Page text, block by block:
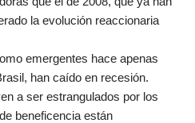
la evolución reaccionaria
emergentes hace apenas
han caído en recesión.
a ser estrangulados por los
beneficencia están